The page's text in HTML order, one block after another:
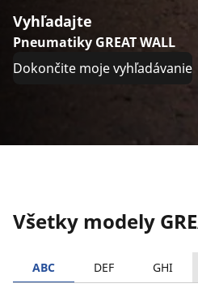
Vyhľadajte
Pneumatiky GREAT WALL
Dokončite moje vyhľadávanie
Všetky modely
ABC DEF GHI